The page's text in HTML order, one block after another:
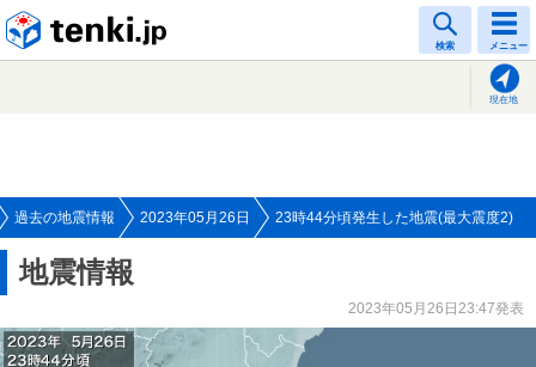
検索 メニュー
現在地
過去の地震情報 2023年05月26日 23時44分頃発生した地震(最大震度2)
地震情報
2023年05月26日23:47発表